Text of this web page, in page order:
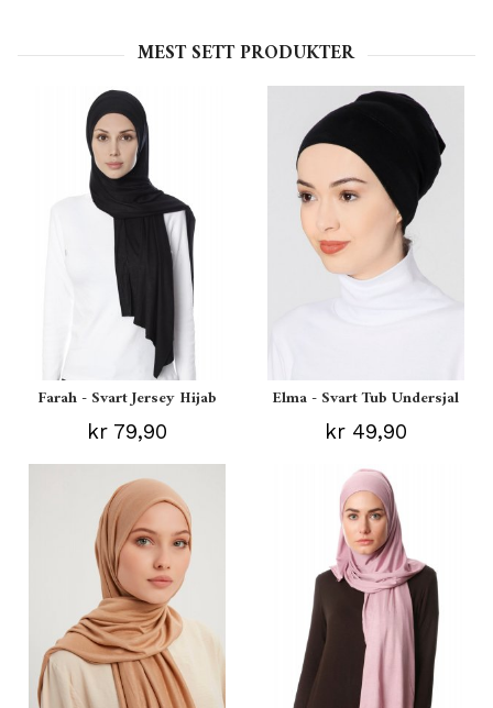
MEST SETT PRODUKTER
Farah - Svart Jersey Hijab
kr 79,90
Elma - Svart Tub Undersjal
kr 49,90